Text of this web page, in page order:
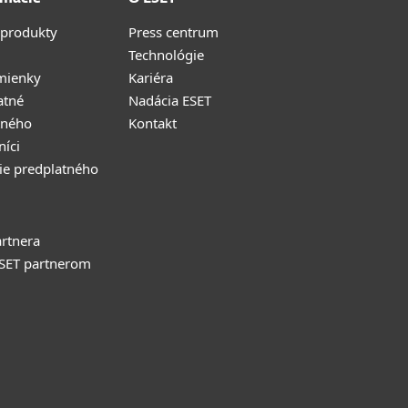
predplatného
partnerom
Press centrum
Technológie
Kariéra
Nadácia ESET
Kontakt